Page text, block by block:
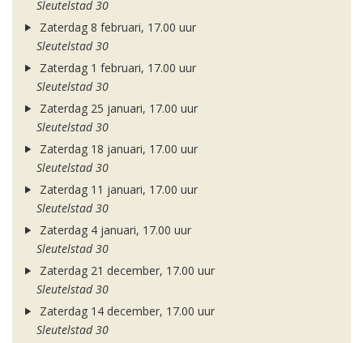
Sleutelstad 30
Zaterdag 8 februari, 17.00 uur
Sleutelstad 30
Zaterdag 1 februari, 17.00 uur
Sleutelstad 30
Zaterdag 25 januari, 17.00 uur
Sleutelstad 30
Zaterdag 18 januari, 17.00 uur
Sleutelstad 30
Zaterdag 11 januari, 17.00 uur
Sleutelstad 30
Zaterdag 4 januari, 17.00 uur
Sleutelstad 30
Zaterdag 21 december, 17.00 uur
Sleutelstad 30
Zaterdag 14 december, 17.00 uur
Sleutelstad 30